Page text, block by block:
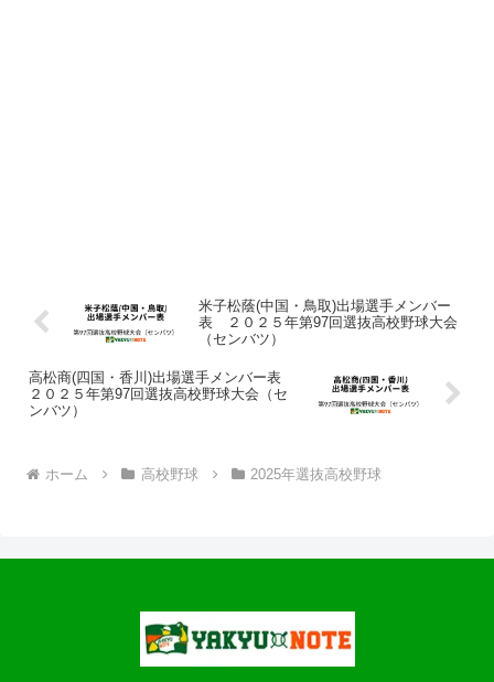
米子松蔭(中国・鳥取)出場選手メンバー
表 ２０２５年第97回選抜高校野球大会
（センバツ）
高松商(四国・香川)出場選手メンバー表
２０２５年第97回選抜高校野球大会（セ
ンバツ）
ホーム 高校野球 2025年選抜高校野球